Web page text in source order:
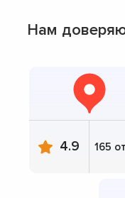
Нам
4.9 165